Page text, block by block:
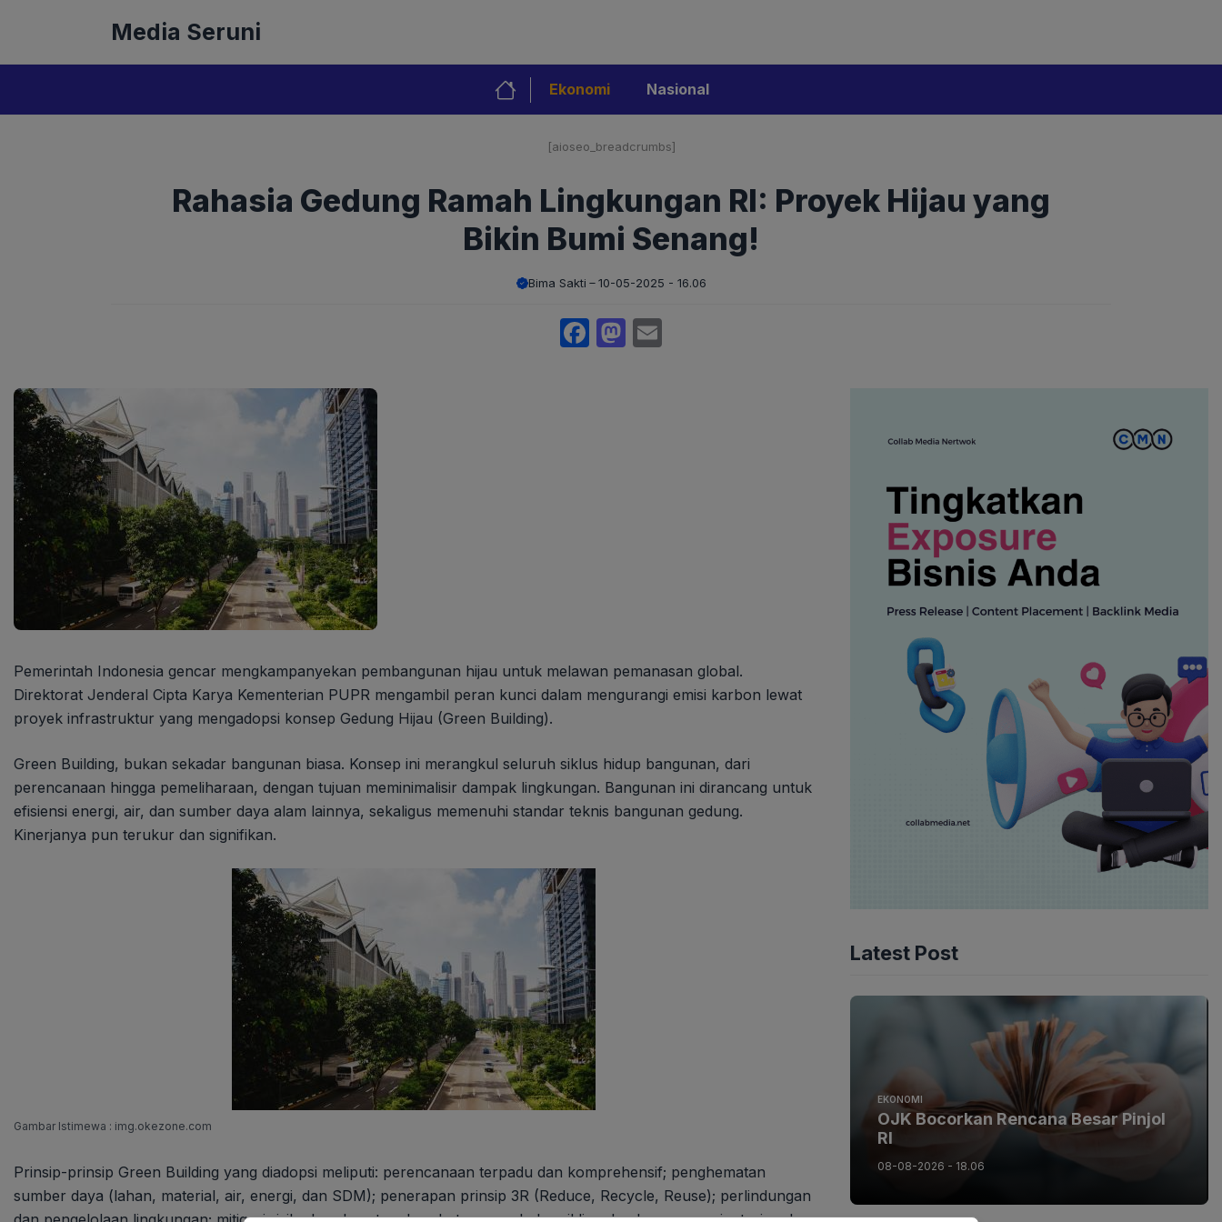
Media Seruni
Ekonomi Nasional
[aioseo_breadcrumbs]
Rahasia Gedung Ramah Lingkungan RI: Proyek Hijau yang
Bikin Bumi Senang!
Bima Sakti 10-05-2025 - 16.06
Facebook
Mastodon
Pemerintah Indonesia gencar mengkampanyekan pembangunan hijau untuk melawan pemanasan global.
Direktorat Jenderal Cipta Karya Kementerian PUPR mengambil peran kunci dalam mengurangi emisi karbon lewat
proyek infrastruktur yang mengadopsi konsep Gedung Hijau (Green Building).
Green Building, bukan sekadar bangunan biasa. Konsep ini merangkul seluruh siklus hidup bangunan, dari
perencanaan hingga pemeliharaan, dengan tujuan meminimalisir dampak lingkungan. Bangunan ini dirancang untuk
efisiensi energi, air, dan sumber daya alam lainnya, sekaligus memenuhi standar teknis bangunan gedung.
Kinerjanya pun terukur dan signifikan.
Gambar Istimewa : img.okezone.com
Prinsip-prinsip Green Building yang diadopsi meliputi: perencanaan terpadu dan komprehensif; penghematan
sumber daya (lahan, material, air, energi, dan SDM); penerapan prinsip 3R (Reduce, Recycle, Reuse); perlindungan
Latest Post
EKONOMI
OJK Bocorkan Rencana Besar Pinjol
RI
08-08-2026 - 18.06